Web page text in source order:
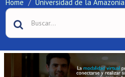
Home Universidad de la Amazonia